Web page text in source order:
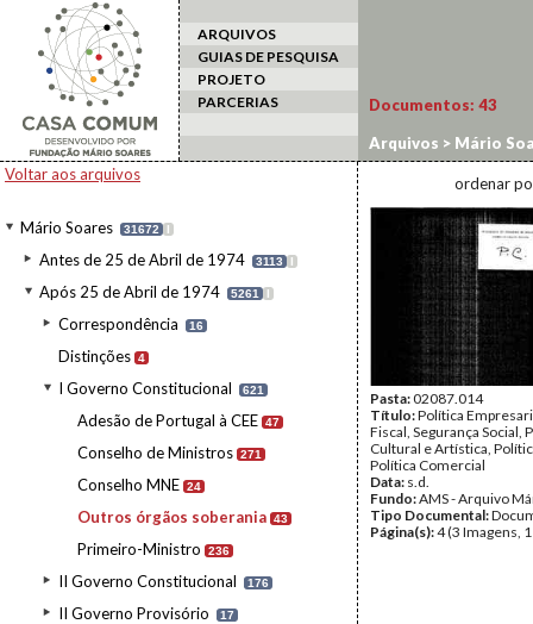
ARQUIVOS
GUIAS DE PESQUISA
PROJETO
PARCERIAS
Voltar aos arquivos
Mário Soares 31672 I
Antes de 25 de Abril de 1974 3113 I
Após 25 de Abril de 1974 5261 I
Correspondência 16
Distinções 4
I Governo Constitucional 621
Adesão de Portugal à CEE 47
Conselho de Ministros 271
Conselho MNE 24
Outros órgãos soberania 43
Primeiro-Ministro 236
II Governo Constitucional 176
II Governo Provisório 17
Documentos: 43
Arquivos > Mário
soberania
ordenar
Pasta:02087.014
Título:Política
Fiscal, Segurança Social,
Cultural e Artística,
Política Comercial
Data: s.d.
Fundo:AMS - Arquivo
Tipo Documental:
Página(s):4 (3 Imagens,